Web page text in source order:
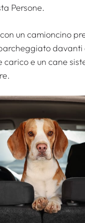
Persone.
un camioncino
davanti
carico e un cane